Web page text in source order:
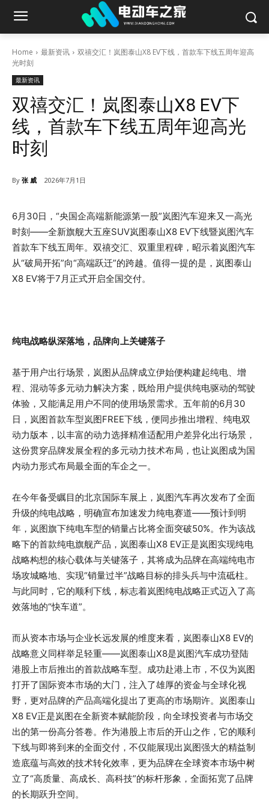
Home 最新资讯
双禧交汇！岚图泰山X8 EV下线，首款车下线五周年迎高
光时刻
最新资讯
双禧交汇！岚图泰山X8 EV下
线，首款车下线五周年迎高光
时刻
By 张 威 2026年7月1日
6月30日，“央国企高端新能源第一股”岚图汽车迎来又一高光
时刻——全新旗舰大五座SUV岚图泰山X8 EV下线暨岚图汽车
首款车下线五周年。双禧交汇、双重里程碑，昭示着岚图汽车
从“破局开拓”向“高端跃迁”的跨越。值得一提的是，岚图泰山
X8 EV将于7月正式开启全国交付。
纯电战略纵深落地，品牌向上关键落子
基于用户出行场景，岚图从品牌成立伊始便构建起纯电、增
程、混动等多元动力解决方案，既给用户提供纯电驱动的驾驶
体验，又能满足用户不同的使用场景需求。五年前的6月30
日，岚图首款车型岚图FREE下线，便同步推出增程、纯电双
动力版本，以丰富的动力选择精准适配用户差异化出行场景，
这份贯穿品牌发展全程的多元动力技术布局，也让岚图成为国
内动力形式布局最全面的车企之一。
在今年备受瞩目的北京国际车展上，岚图汽车再次发布了全面
升级的纯电战略，明确宣布加速发力纯电赛道——预计到明
年，岚图旗下纯电车型的销量占比将全面突破50%。作为该战
略下的首款纯电旗舰产品，岚图泰山X8 EV正是岚图实现纯电
战略构想的核心载体与关键落子，其将成为品牌在高端纯电市
场攻城略地、实现“销量过半”战略目标的排头兵与中流砥柱。
与此同时，它的顺利下线，标志着岚图纯电战略正式迈入了高
效落地的“快车道”。
而从资本市场与企业长远发展的维度来看，岚图泰山X8 EV的
战略意义同样举足轻重——岚图泰山X8是岚图汽车成功登陆
港股上市后推出的首款战略车型。成功赴港上市，不仅为岚图
打开了国际资本市场的大门，注入了雄厚的资金与全球化视
野，更对品牌的产品高端化提出了更高的市场期许。岚图泰山
X8 EV正是岚图在全新资本赋能阶段，向全球投资者与市场交
出的第一份高分答卷。作为港股上市后的开山之作，它的顺利
下线与即将到来的全面交付，不仅能展现出岚图强大的精益制
造底蕴与高效的技术转化效率，更为品牌在全球资本市场中树
立了“高质量、高成长、高科技”的标杆形象，全面拓宽了品牌
的长期跃升空间。